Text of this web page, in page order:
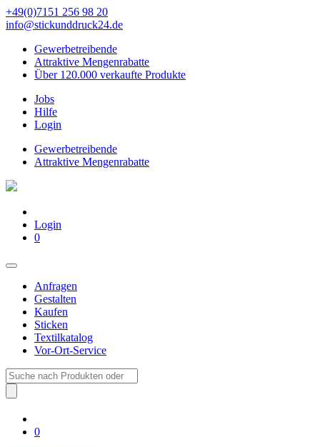
+49(0)7151 256 98 20‬
info@stickunddruck24.de
Gewerbetreibende
Attraktive Mengenrabatte
Über 120.000 verkaufte Produkte
Jobs
Hilfe
Login
Gewerbetreibende
Attraktive Mengenrabatte
Login
0
Anfragen
Gestalten
Kaufen
Sticken
Textilkatalog
Vor-Ort-Service
Suche
nach:
0